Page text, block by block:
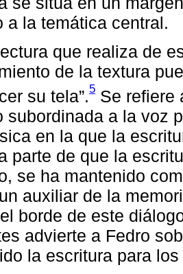
a la temática central.
que realiza de
de la textura
su tela”.5 Se refiere
subordinada a la voz
en la que la
parte de que la
se ha mantenido
auxiliar de la
borde de este
advierte a Fedro
la escritura para